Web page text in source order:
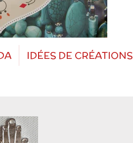
IDÉES DE CRÉATIONS